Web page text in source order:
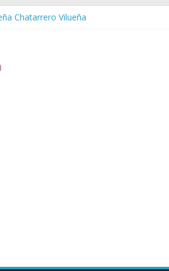
Chatarrero Vilueña
Chatarrero Zaida
Chatarrero Vistabella